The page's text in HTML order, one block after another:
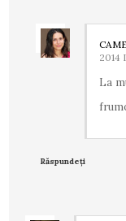
2014
La
Răspundeți